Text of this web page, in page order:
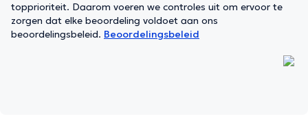
topprioriteit. Daarom voeren we controles uit om ervoor te
zorgen dat elke beoordeling voldoet aan ons
beoordelingsbeleid. Beoordelingsbeleid